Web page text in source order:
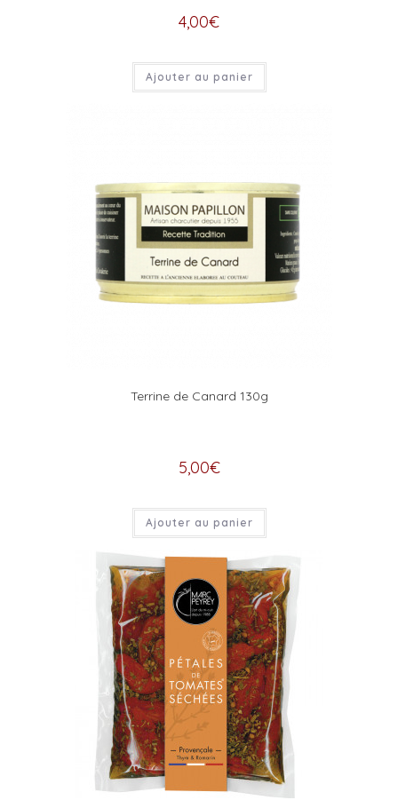
4,00€
Ajouter au panier
Terrine de Canard 130g
5,00€
Ajouter au panier